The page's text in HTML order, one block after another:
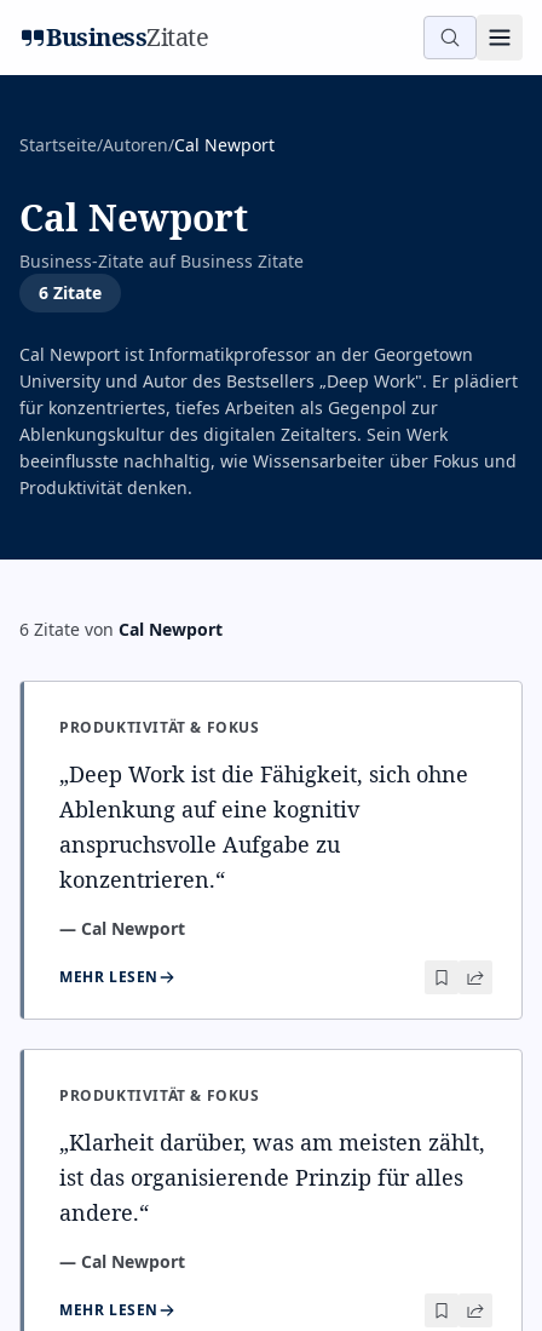
BusinessZitate
Startseite/Autoren/Cal Newport
Cal Newport
Business-Zitate auf Business Zitate
6 Zitate
Cal Newport ist Informatikprofessor an der Georgetown
University und Autor des Bestsellers „Deep Work". Er plädiert
für konzentriertes, tiefes Arbeiten als Gegenpol zur
Ablenkungskultur des digitalen Zeitalters. Sein Werk
beeinflusste nachhaltig, wie Wissensarbeiter über Fokus und
Produktivität denken.
6 Zitate von Cal Newport
PRODUKTIVITÄT & FOKUS
„Deep Work ist die Fähigkeit, sich ohne
Ablenkung auf eine kognitiv
anspruchsvolle Aufgabe zu
konzentrieren.“
— Cal Newport
MEHR LESEN
PRODUKTIVITÄT & FOKUS
„Klarheit darüber, was am meisten zählt,
ist das organisierende Prinzip für alles
andere.“
— Cal Newport
MEHR LESEN